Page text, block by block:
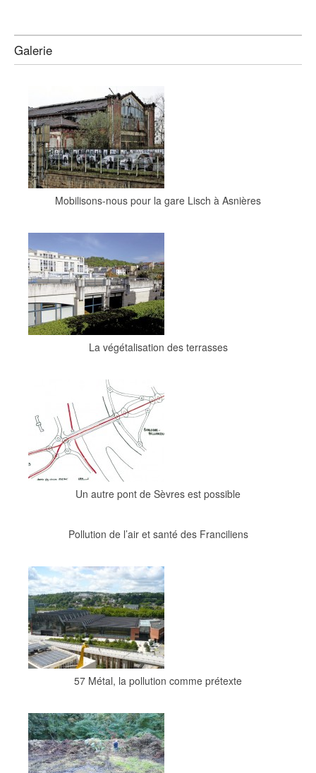
Galerie
Mobilisons-nous pour la gare Lisch à Asnières
La végétalisation des terrasses
Un autre pont de Sèvres est possible
Pollution de l’air et santé des Franciliens
57 Métal, la pollution comme prétexte